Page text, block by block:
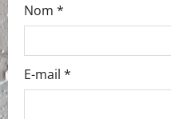
Nom *
E-mail *